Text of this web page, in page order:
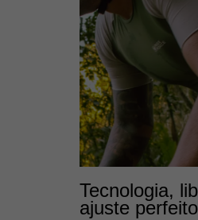
Tecnologia,
ajuste perfeito